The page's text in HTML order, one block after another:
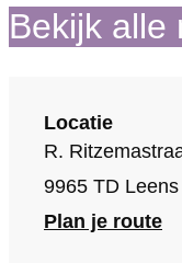
Bekijk alle
Locatie
R.
9965 TD Leens
Plan je routen